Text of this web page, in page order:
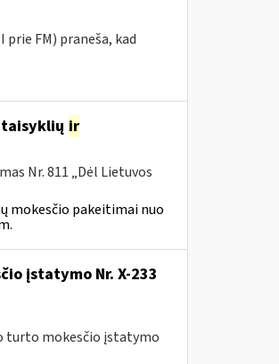
FM) praneša, kad
taisyklių ir
Nr. 811 „Dėl Lietuvos
mokesčio pakeitimai nuo
įstatymo Nr. X-233
turto mokesčio įstatymo